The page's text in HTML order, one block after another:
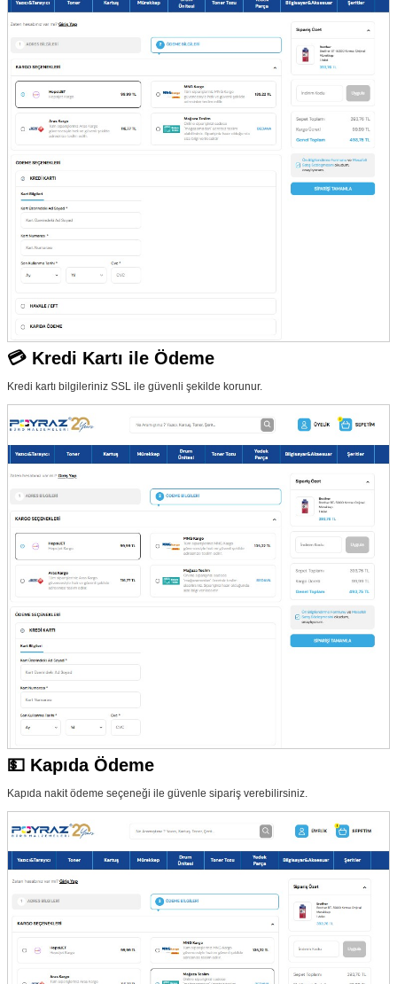
💳 Kredi Kartı ile Ödeme
Kredi kartı bilgileriniz SSL ile güvenli şekilde korunur.
💵 Kapıda Ödeme
Kapıda nakit ödeme seçeneği ile güvenle sipariş verebilirsiniz.